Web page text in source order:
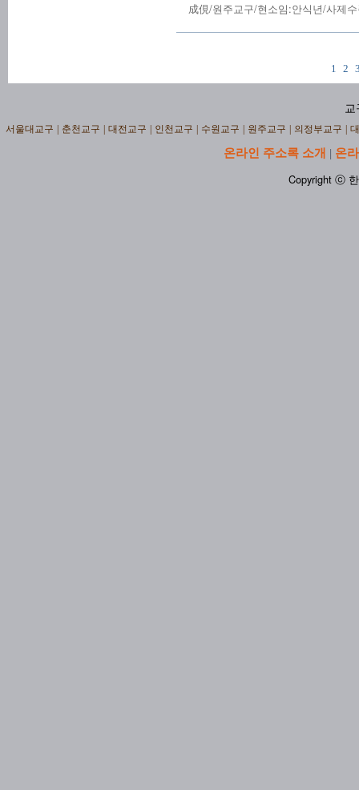
成俔/원주교구/현소임:안식년/사제
1 2
교
서울대교구 춘천교구 대전교구 인천교구 수원교구 원주교구 의정부교구
온라인 주소록 소개 | 온
Copyright ⓒ